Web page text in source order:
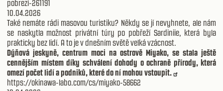
pobrezi-261191
10.04.2026
Také nemáte rádi masovou turistiku? Někdy se jí nevyhnete, ale nám
se naskytla možnost privátní túry po pobřeží Sardiniie, která byla
prakticky bez lidí. A to je v dnešním světě velká vzácnost.
Dýňová jeskyně, centrum moci na ostrově Miyako, se stala ještě
cennějším místem díky schválení dohody o ochraně přírody, která
omezí počet lidí a podniků, které do ní mohou vstoupit.
https://okinawa-labo.com/cs/miyako-58662